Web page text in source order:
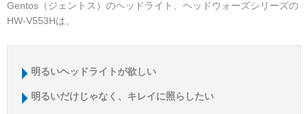
Gentos（ジェントス）のヘッドライト、ヘッドウォーズシリーズの
HW-V553Hは、
明るいヘッドライトが欲しい
明るいだけじゃなく、キレイに照らしたい